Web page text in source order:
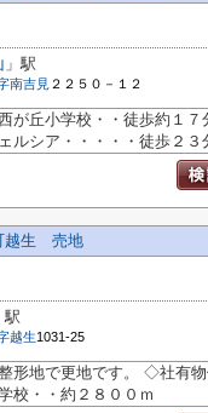
」駅
南吉見 ２２５０－１２
丘小学校・・徒歩約１７
ルシア・・・・・徒歩２３
越生 売地
駅
越生1031-25
地で更地です。 ◇社有
校・・約２８００ｍ